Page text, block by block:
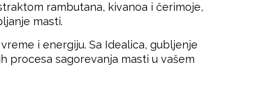
rambutana, kivanoa i čerimoje,
masti.
i energiju. Sa Idealica, gubljenje
procesa sagorevanja masti u vašem